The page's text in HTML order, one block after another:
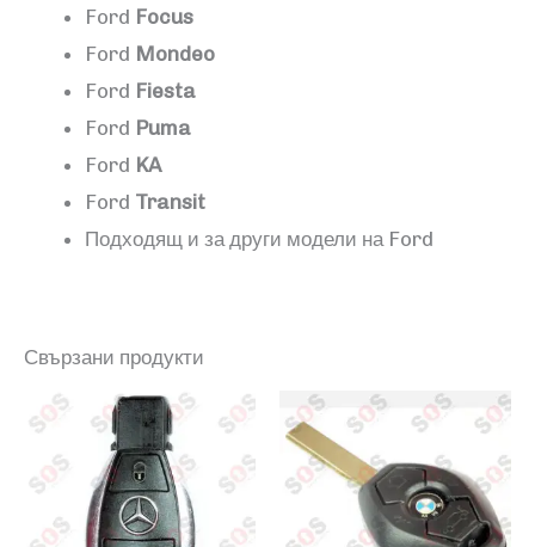
Ford Focus
Ford Mondeo
Ford Fiesta
Ford Puma
Ford KA
Ford Transit
Подходящ и за други модели на Ford
Свързани продукти